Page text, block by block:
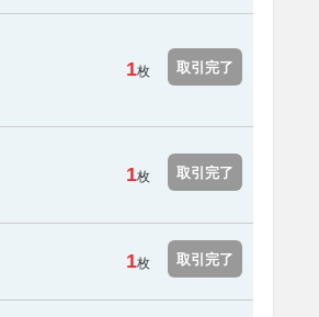
1枚 取引完了
1枚 取引完了
1枚 取引完了